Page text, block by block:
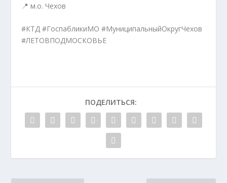
📍 м.о. Чехов
#КТД #ГоспабликиМО #МуниципальныйОкругЧехов
#ЛЕТОВПОДМОСКОВЬЕ
ПОДЕЛИТЬСЯ: